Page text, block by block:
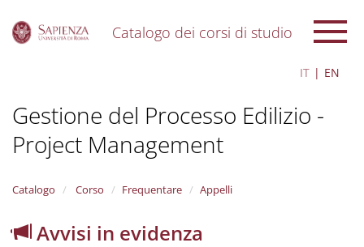
Catalogo dei corsi di studio
IT EN
Gestione del Processo Edilizio -
Project Management
Catalogo Corso Frequentare Appelli
Avvisi in evidenza